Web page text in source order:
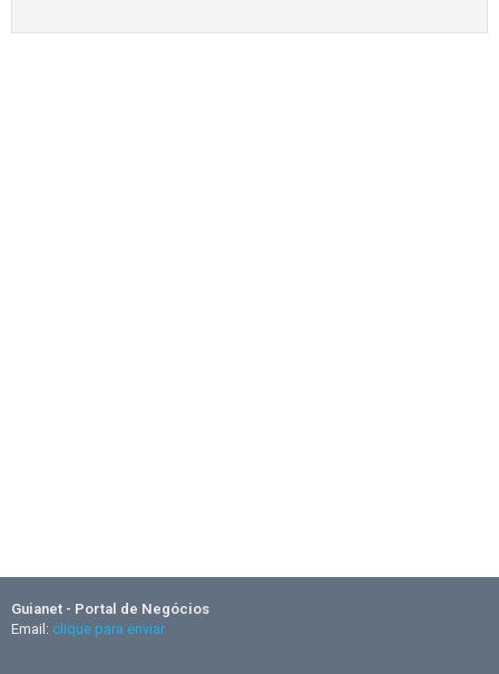
Guianet - Portal de Negócios
Email: clique para enviar